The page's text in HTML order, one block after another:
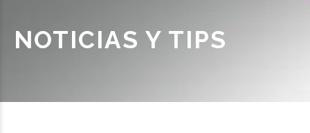
NOTICIAS Y TIPS